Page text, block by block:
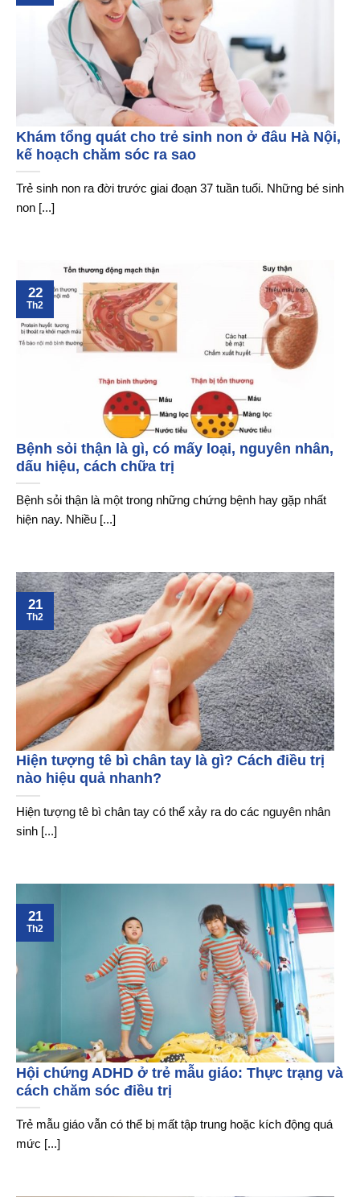
Khám tổng quát cho trẻ sinh non ở đâu Hà Nội,
kế hoạch chăm sóc ra sao
Trẻ sinh non ra đời trước giai đoạn 37 tuần tuổi. Những bé sinh
non [...]
Bệnh sỏi thận là gì, có mấy loại, nguyên nhân,
dấu hiệu, cách chữa trị
Bệnh sỏi thận là một trong những chứng bệnh hay gặp nhất
hiện nay. Nhiều [...]
22
Th2
Hiện tượng tê bì chân tay là gì? Cách điều trị
nào hiệu quả nhanh?
Hiện tượng tê bì chân tay có thể xảy ra do các nguyên nhân
sinh [...]
21
Th2
Hội chứng ADHD ở trẻ mẫu giáo: Thực trạng và
cách chăm sóc điều trị
Trẻ mẫu giáo vẫn có thể bị mất tập trung hoặc kích động quá
mức [...]
21
Th2